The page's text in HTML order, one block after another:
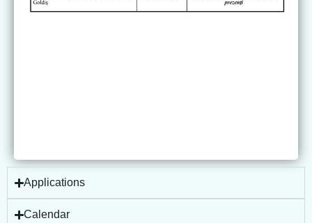
Applications
Calendar